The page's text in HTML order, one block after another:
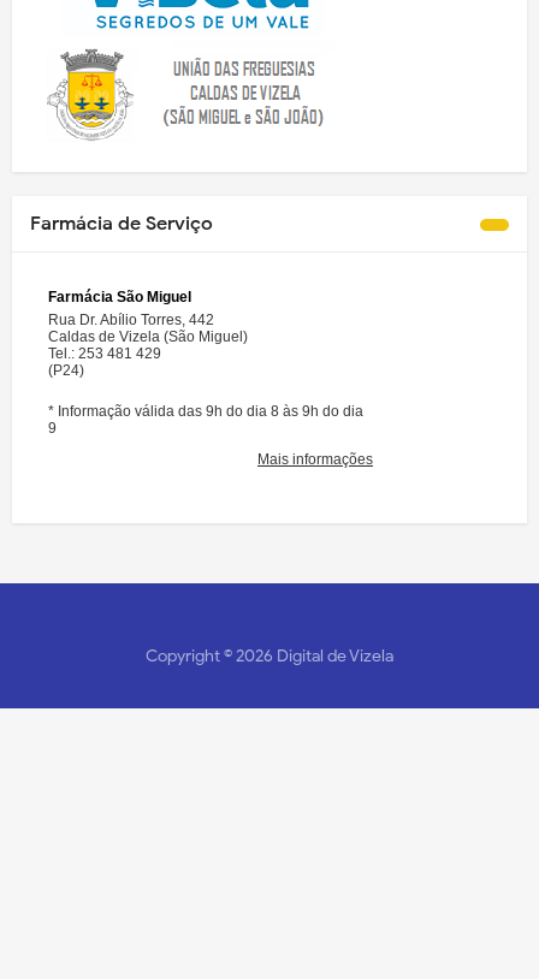
Farmácia de Serviço
Copyright ©2026 Digital de Vizela